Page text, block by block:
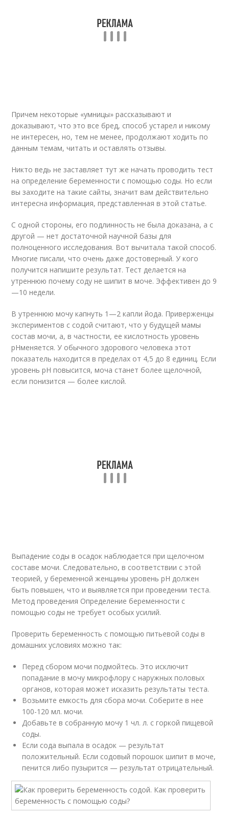
Причем некоторые «умницы» рассказывают и
доказывают, что это все бред, способ устарел и никому
не интересен, но, тем не менее, продолжают ходить по
данным темам, читать и оставлять отзывы.
Никто ведь не заставляет тут же начать проводить тест
на определение беременности с помощью соды. Но если
вы заходите на такие сайты, значит вам действительно
интересна информация, представленная в этой статье.
С одной стороны, его подлинность не была доказана, а с
другой — нет достаточной научной базы для
полноценного исследования. Вот вычитала такой способ.
Многие писали, что очень даже достоверный. У кого
получится напишите результат. Тест делается на
утреннюю почему соду не шипит в моче. Эффективен до 9
—10 недели.
В утреннюю мочу капнуть 1—2 капли йода. Приверженцы
экспериментов с содой считают, что у будущей мамы
состав мочи, а, в частности, ее кислотность уровень
pHменяется. У обычного здорового человека этот
показатель находится в пределах от 4,5 до 8 единиц. Если
уровень pH повысится, моча станет более щелочной,
если понизится — более кислой.
Выпадение соды в осадок наблюдается при щелочном
составе мочи. Следовательно, в соответствии с этой
теорией, у беременной женщины уровень pH должен
быть повышен, что и выявляется при проведении теста.
Метод проведения Определение беременности с
помощью соды не требует особых усилий.
Проверить беременность с помощью питьевой соды в
домашних условиях можно так:
Перед сбором мочи подмойтесь. Это исключит
попадание в мочу микрофлору с наружных половых
органов, которая может исказить результаты теста.
Возьмите емкость для сбора мочи. Соберите в нее
100-120 мл. мочи.
Добавьте в собранную мочу 1 чл. л. с горкой пищевой
соды.
Если сода выпала в осадок — результат
положительный. Если содовый порошок шипит в моче,
пенится либо пузырится — результат отрицательный.